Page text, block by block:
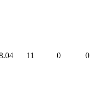
11 0 0